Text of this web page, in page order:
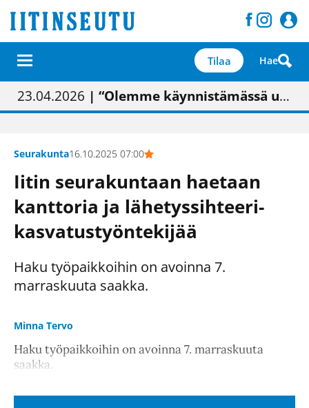
Tilaa Hae
01.02.2026 | Painon vaihtumisen pitäisi näkyä hieman parempana painojäljen laatuna lehdessä
05.02.2026 | Uudistettu kunnantalo on valoisa
23.04.2026 | “Olemme käynnistämässä uudelleen keskustavisiotyön”
09.05.2026| "Maalla on totuttu elämään omavaraisemmin kuin kaupungissa"
Seurakunta16.10.2025 07:00
Iitin seurakuntaan haetaan
kanttoria ja lähetyssihteeri-
kasvatustyöntekijää
Haku työpaikkoihin on avoinna 7.
marraskuuta saakka.
Minna Tervo
Haku työpaikkoihin on avoinna 7. marraskuuta
saakka.